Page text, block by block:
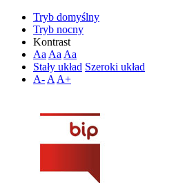
Tryb domyślny
Tryb nocny
Kontrast
Aa Aa Aa
Stały układ Szeroki układ
A- A A+